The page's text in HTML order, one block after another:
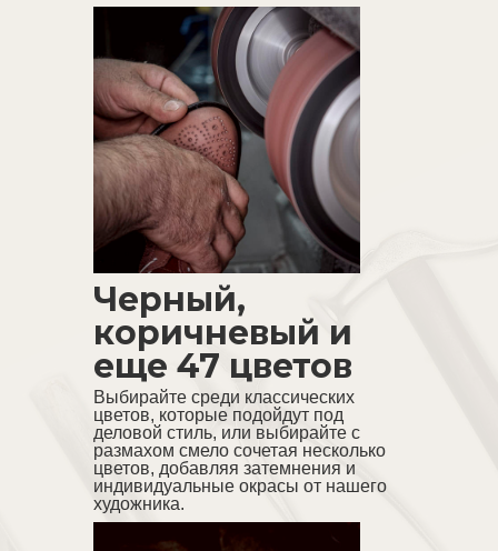
Выбирайте среди классических
цветов, которые подойдут под
деловой стиль, или выбирайте с
размахом смело сочетая несколько
цветов, добавляя затемнения и
индивидуальные окрасы от нашего
художника.
Черный,
коричневый и
еще 47 цветов
Без дополнительных
платежей!
Единая цена на тариф, внутри которого
вы сможете собрать свою идеальную
пару
КОМФОРТ